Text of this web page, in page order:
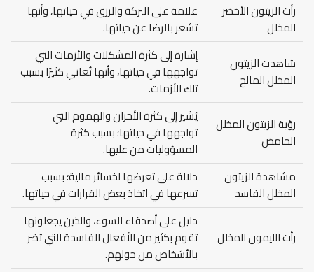
رأت الزيتون الأخضر
المخلل
علامة على البركة والرزق في حياتها، وأنها
تشعر بالرضا عن حياتها.
شاهدت الزيتون
المخلل المالح
إشارة إلى كثرة المشكلات والأزمات التي
تواجهها في حياتها، وأنها تُعاني كثيرًا بسبب
تلك الأزمات.
رؤية الزيتون المخلل
الحامض
يُشير إلى كثرة الأحزان والهموم التي
تواجهها في حياتها؛ بسبب كثرة
المسؤوليات من عليها.
مشاهدة الزيتون
المخلل الفاسد
دلالة على تعرضها لخسائر مالية؛ بسبب
تسرعها في اتخاذ بعض القرارات في حياتها.
رأت الليمون المخلل
دليل على أصدقاء السوء، والذين يجعلونها
تقوم بكثير من الأفعال الفاسدة التي تضر
بالأشخاص من حولهم.